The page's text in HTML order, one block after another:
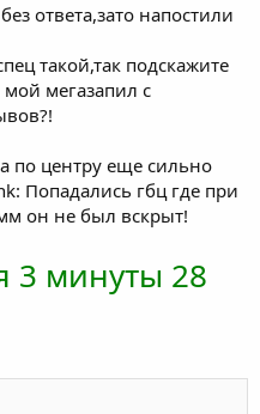
ответа,зато напостили
такой,так подскажите
мегазапил с
по центру еще сильно
Попадались гбц где при
он не был вскрыт!
3 минуты 28